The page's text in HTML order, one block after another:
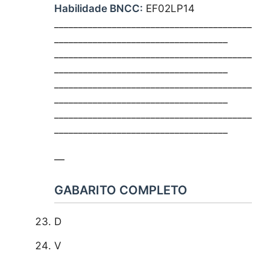
Habilidade BNCC: EF02LP14
—
GABARITO COMPLETO
D
V